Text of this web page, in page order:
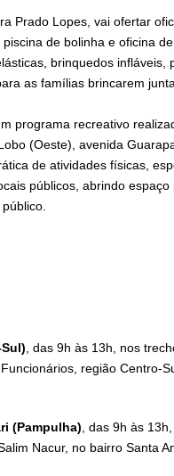
Prado Lopes, vai ofertar
de bolinha e oficina
brinquedos
as famílias brincarem
programa recreativo
(Oeste), avenida
de atividades físicas,
públicos, abrindo
, das 9h às 13h, nos
região Centro-
(Pampulha), das 9h às
Nacur, no bairro Santa